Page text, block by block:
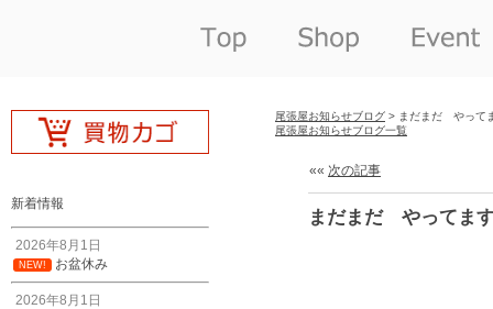
新着情報
2026年8月1日
NEW! お盆休み
2026年8月1日
尾張屋お知らせブログ > まだまだ やって
尾張屋お知らせブログ一覧
«« 次の記事
まだまだ やってま